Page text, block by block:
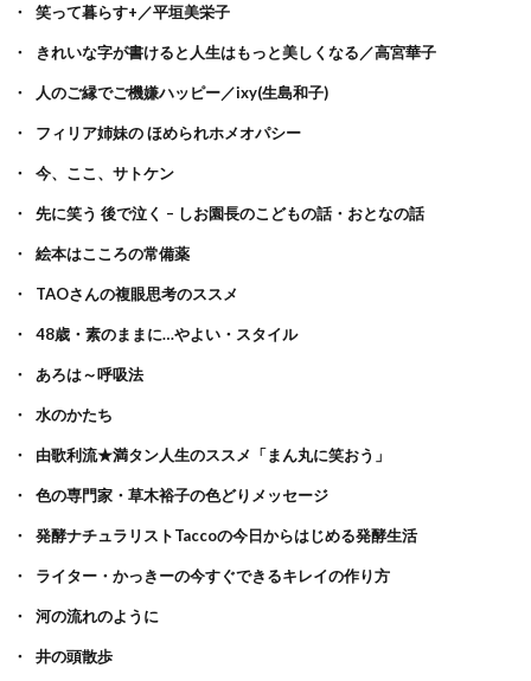
笑って暮らす+／平垣美栄子
きれいな字が書けると人生はもっと美しくなる／高宮華子
人のご縁でご機嫌ハッピー／ixy(生島和子)
フィリア姉妹の ほめられホメオパシー
今、ここ、サトケン
先に笑う 後で泣く – しお園長のこどもの話・おとなの話
絵本はこころの常備薬
TAOさんの複眼思考のススメ
48歳・素のままに…やよい・スタイル
あろは～呼吸法
水のかたち
由歌利流★満タン人生のススメ「まん丸に笑おう」
色の専門家・草木裕子の色どりメッセージ
発酵ナチュラリストTaccoの今日からはじめる発酵生活
ライター・かっきーの今すぐできるキレイの作り方
河の流れのように
井の頭散歩